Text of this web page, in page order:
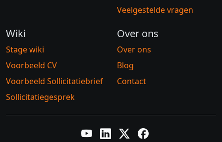
Veelgestelde vragen
Wiki
Stage wiki
Voorbeeld CV
Voorbeeld Sollicitatiebrief
Sollicitatiegesprek
Over ons
Over ons
Blog
Contact
YouTubeLinkedInTwitter XFacebook